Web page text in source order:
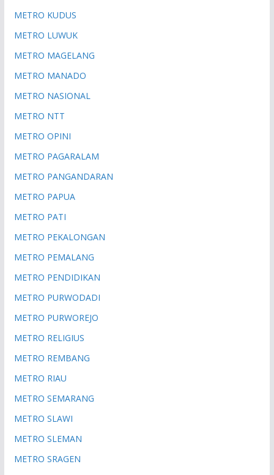
METRO KUDUS
METRO LUWUK
METRO MAGELANG
METRO MANADO
METRO NASIONAL
METRO NTT
METRO OPINI
METRO PAGARALAM
METRO PANGANDARAN
METRO PAPUA
METRO PATI
METRO PEKALONGAN
METRO PEMALANG
METRO PENDIDIKAN
METRO PURWODADI
METRO PURWOREJO
METRO RELIGIUS
METRO REMBANG
METRO RIAU
METRO SEMARANG
METRO SLAWI
METRO SLEMAN
METRO SRAGEN